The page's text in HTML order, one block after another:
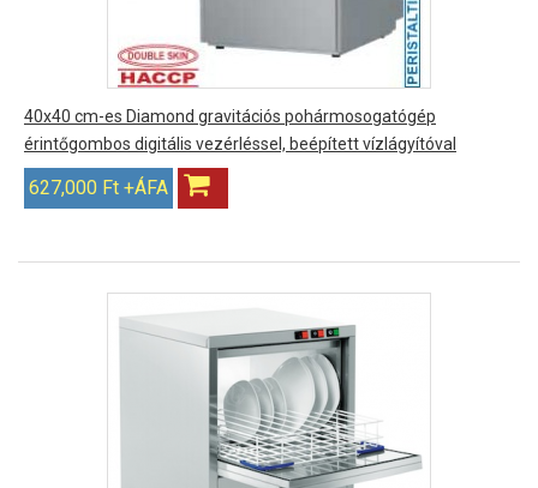
40x40 cm-es Diamond gravitációs pohármosogatógép
érintőgombos digitális vezérléssel, beépített vízlágyítóval
627,000 Ft +ÁFA